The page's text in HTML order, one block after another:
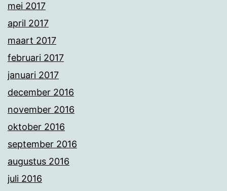
mei 2017
april 2017
maart 2017
februari 2017
januari 2017
december 2016
november 2016
oktober 2016
september 2016
augustus 2016
juli 2016